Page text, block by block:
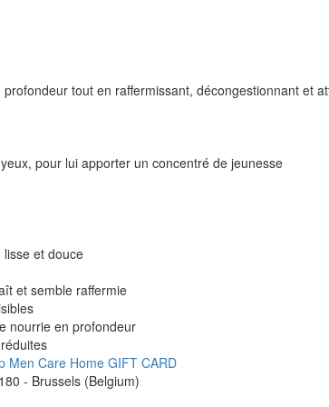
tout en raffermissant, décongestionnant et
pour lui apporter un concentré de jeunesse
lisse et douce
et semble raffermie
nourrie en profondeur
Men Care Home GIFT CARD
- Brussels (Belgium)